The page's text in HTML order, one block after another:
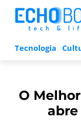
Tecnologia
O
abre